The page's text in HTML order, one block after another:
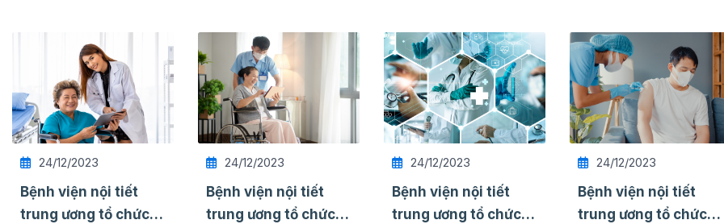
24/12/2023
Bệnh viện nội tiết
trung ương tổ chức
24/12/2023
Bệnh viện nội tiết
trung ương tổ chức
24/12/2023
Bệnh viện nội tiết
trung ương tổ chức
24/12/2023
Bệnh viện nội tiết
trung ương tổ chức